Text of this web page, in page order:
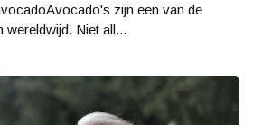
zijn een van de
wereldwijd. Niet all...